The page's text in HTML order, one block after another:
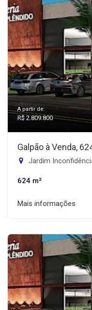
A partir de:
R$ 2.809.800
Galpão à Venda,
Jardim
624 m²
Mais informações